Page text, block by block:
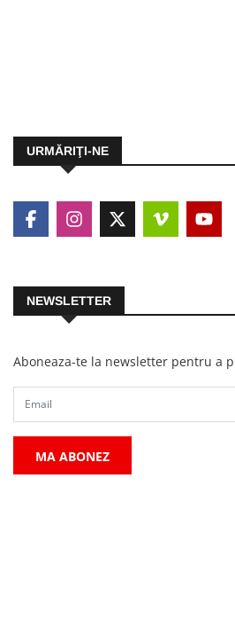
URMĂRIŢI-NE
NEWSLETTER
Aboneaza-te la newsletter pentru a
MA ABONEZ